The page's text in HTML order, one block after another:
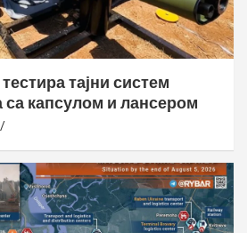
тајни систем
капсулом и лансером